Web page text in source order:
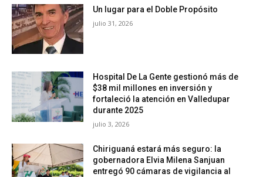
Un lugar para el Doble Propósito
julio 31, 2026
Hospital De La Gente gestionó más de
$38 mil millones en inversión y
fortaleció la atención en Valledupar
durante 2025
julio 3, 2026
Chiriguaná estará más seguro: la
gobernadora Elvia Milena Sanjuan
entregó 90 cámaras de vigilancia al